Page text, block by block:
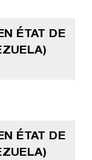
ÉTAT DE
ÉTAT DE